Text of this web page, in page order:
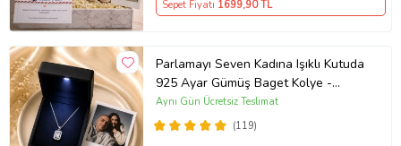
Sepet Fiyatı 1699,90 TL
Parlamayı Seven Kadına Işıklı Kutuda
925 Ayar Gümüş Baget Kolye -
Kişiye Özel Fotoğraf Hediye
(119)
Aynı Gün Ücretsiz Teslimat